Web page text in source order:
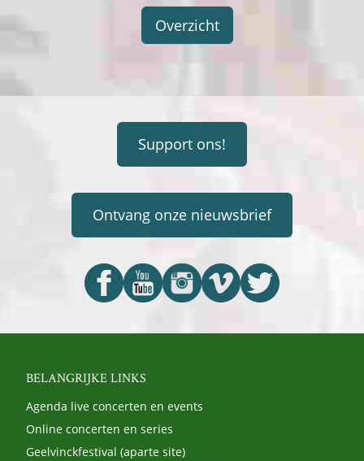
Overzicht
Support ons!
Ontvang onze nieuwsbrief
BELANGRIJKE LINKS
Agenda live concerten en events
Online concerten en series
Geelvinckfestival (aparte site)